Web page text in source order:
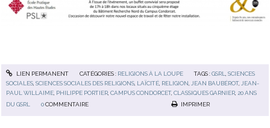
LIEN PERMANENT CATÉGORIES : RELIGIONS À LA LOUPE TAGS :GSRL,SCIENCES
SOCIALES,SCIENCES SOCIALES DES RELIGIONS, LAÏCITÉ, RELIGION,JEAN BAUBÉROT,JEAN-
PAUL WILLAIME, PHILIPPE PORTIER,CAMPUS CONDORCET,CLASSIQUES GARNIER, 20 ANS
DU GSRL
0 COMMENTAIRE IMPRIMER